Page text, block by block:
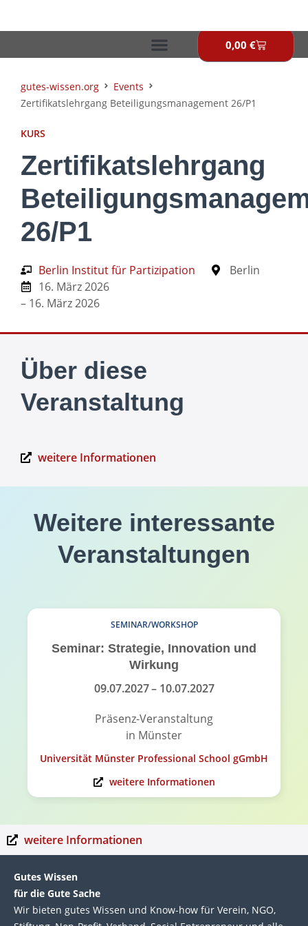
0,00 €
gutes-wissen.org
Events
Zertifikatslehrgang Beteiligungsmanagement 26/P1
KURS
Zertifikatslehrgang
26/P1
Berlin Institut für Partizipation
Berlin
16. März 2026
– 16. März 2026
Über diese
Veranstaltung
weitere Informationen
Weitere interessante
Veranstaltungen
SEMINAR/WORKSHOP
Seminar: Strategie, Innovation und
Wirkung
09.07.2027– 10.07.2027
Präsenz-Veranstaltung
in Münster
Universität Münster Professional School gGmbH
weitere Informationen
weitere Informationen
Gutes Wissen
für die Gute Sache
Wir bie­ten gutes Wis­sen und Know-how für Ver­ein, NGO,